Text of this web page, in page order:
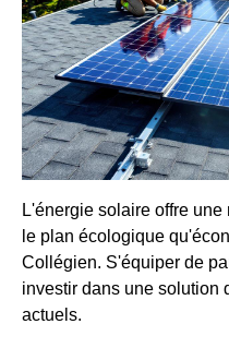
L'énergie solaire offre
le plan écologique
Collégien. S'équiper de
investir dans une solution
actuels.